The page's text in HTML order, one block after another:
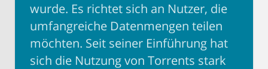
wurde. Es richtet sich an Nutzer, die
umfangreiche Datenmengen teilen
möchten. Seit seiner Einführung hat
sich die Nutzung von Torrents stark